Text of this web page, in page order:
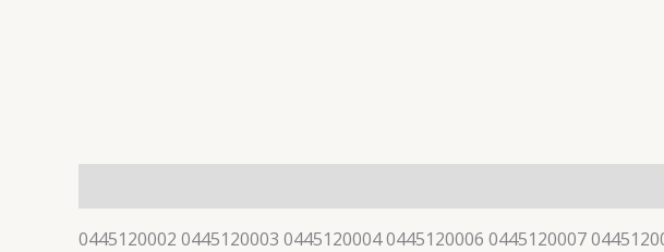
0445120002 0445120003 0445120004 0445120006 0445120007